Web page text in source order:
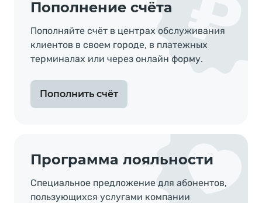
Пополнение счёта
Пополняйте счёт в центрах обслуживания
клиентов в своем городе, в платежныx
терминалах или через онлайн форму.
Пополнить счёт
Программа лояльности
Специальное предложение для абонентов,
пользующихся услугами компании